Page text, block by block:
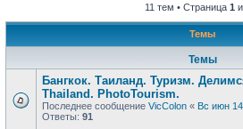
11 тем • Страница 1
Темы
Темы
Бангкок. Таиланд. Туризм.
Thailand. PhotoTourism.
Последнее сообщение VicColon « Вс июн
Ответы: 91